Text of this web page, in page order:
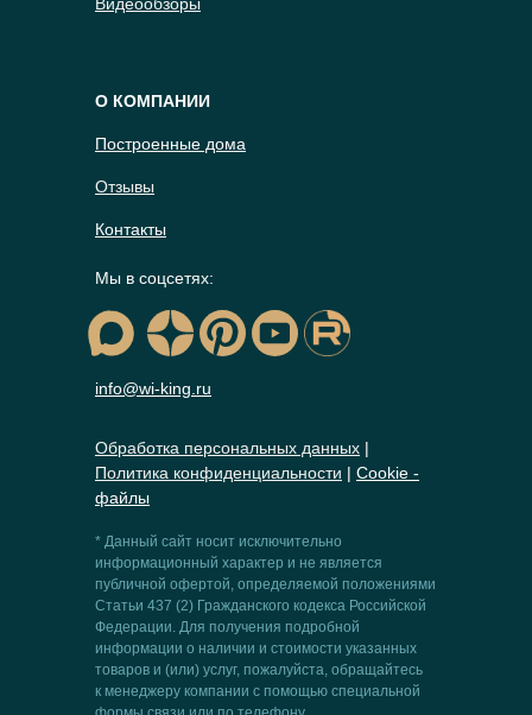
* Данный сайт носит исключительно
информационный характер и не является
публичной офертой, определяемой положениями
Статьи 437 (2) Гражданского кодекса Российской
Федерации. Для получения подробной
информации о наличии и стоимости указанных
товаров и (или) услуг, пожалуйста, обращайтесь
к менеджеру компании с помощью специальной
Контакты
Отзывы
Построенные дома
О КОМПАНИИ
Видеообзоры
info@wi-king.ru
Мы в соцсетях:
Обработка персональных данных |
Политика конфиденциальности | Сookie -
файлы